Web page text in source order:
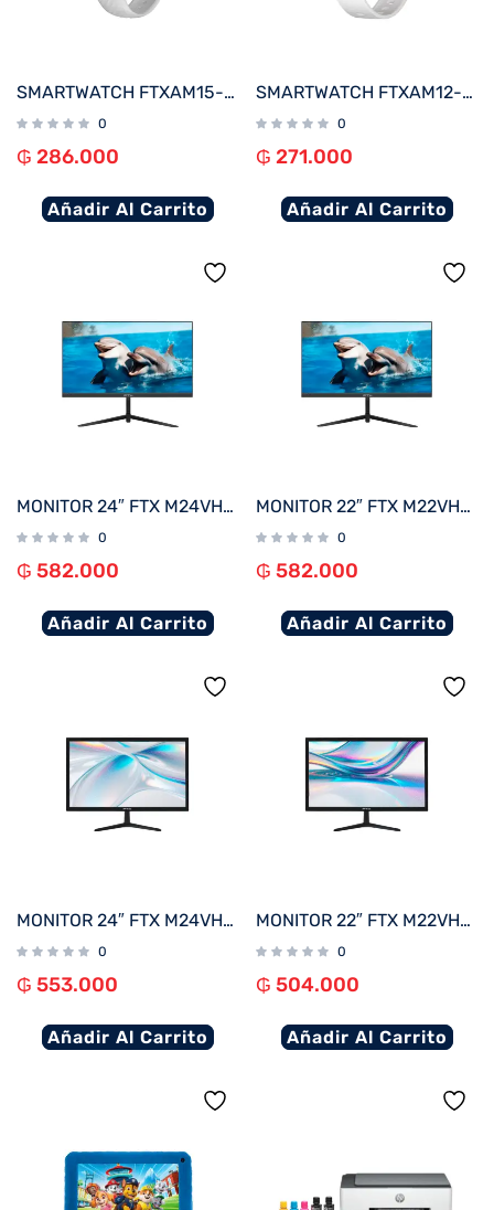
SMARTWATCH FTXAM15-SVW 51MM PLATA/GRIS ANDROID/IOS/BT/FREC. CARD
0
₲ 286.000
Añadir Al Carrito
SMARTWATCH FTXAM12-RGW 49MM ROSE GOLD/GRIS ANDROID/IOS/BT/FREC. CARD
0
₲ 271.000
Añadir Al Carrito
MONITOR 24″ FTX M24VHDFML FHD VGA/HDMI/75HZ/1MS/VA/BIVOLT BORDE INFINITO
0
₲ 582.000
Añadir Al Carrito
MONITOR 22″ FTX M22VHDFML FHD VGA/HDMI/75HZ/1MS/VA/BIVOLT BORDE INFINITO
0
₲ 582.000
Añadir Al Carrito
MONITOR 24″ FTX M24VHDB FHD VGA/HDMI/75HZ/5MS/BIVOLT C/BISEL
0
₲ 553.000
Añadir Al Carrito
MONITOR 22″ FTX M22VHDBZL FHD VGA/HDMI/75HZ/5MS/BIVOLT C/BISEL
0
₲ 504.000
Añadir Al Carrito